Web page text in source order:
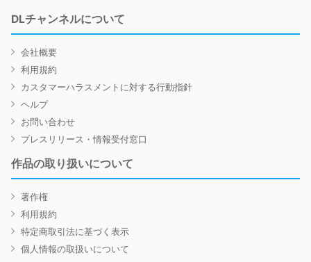
DLチャンネルについて
会社概要
利用規約
カスタマーハラスメントに対する行動指針
ヘルプ
お問い合わせ
プレスリリース・情報受付窓口
作品の取り扱いについて
著作権
利用規約
特定商取引法に基づく表示
個人情報の取扱いについて